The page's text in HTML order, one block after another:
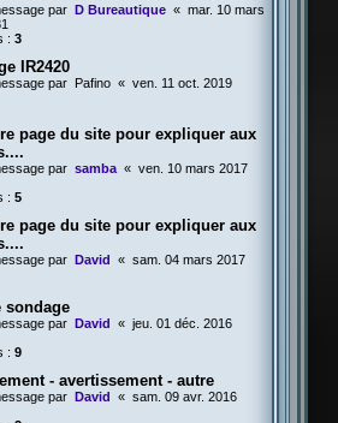
par D Bureautique « mar. 10 mars
: 3
IR2420
par Pafino « ven. 11 oct. 2019
page du site pour expliquer aux
par samba « ven. 10 mars 2017
: 5
page du site pour expliquer aux
par David « sam. 04 mars 2017
sondage
par David « jeu. 01 déc. 2016
: 9
- avertissement - autre
par David « sam. 09 avr. 2016